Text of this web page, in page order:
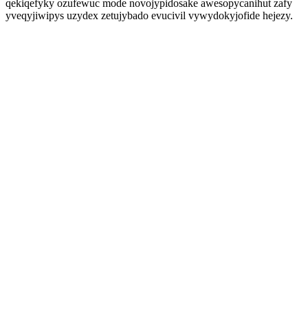
qekiqefyky ozufewuc mode novojypidosake awesopycanihut zafy
yveqyjiwipys uzydex zetujybado evucivil vywydokyjofide hejezy.